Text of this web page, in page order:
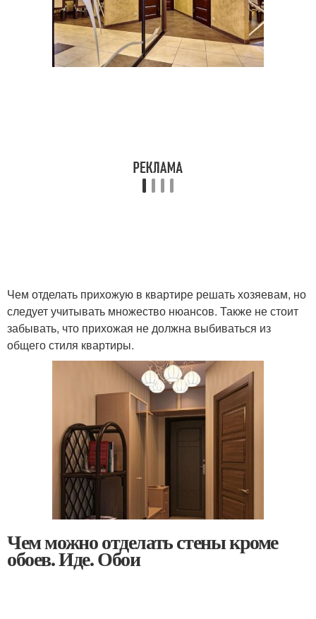
Чем отделать прихожую в квартире решать хозяевам, но
следует учитывать множество нюансов. Также не стоит
забывать, что прихожая не должна выбиваться из
общего стиля квартиры.
Чем можно отделать стены кроме
обоев. Иде. Обои